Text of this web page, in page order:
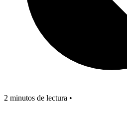
2 minutos de lectura •